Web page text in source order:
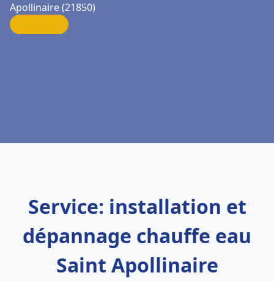
Apollinaire (21850)
Service: installation et
dépannage chauffe eau
Saint Apollinaire